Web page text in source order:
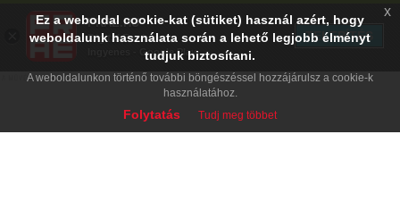
Ez a weboldal cookie-kat (sütiket) használ azért, hogy
weboldalunk használata során a lehető legjobb élményt
tudjuk biztosítani.
A weboldalunkon történő további böngészéssel hozzájárulsz a cookie-k
használatához.
Folytatás Tudj meg többet
x
PRAE.HU
Digital Evolution
Ingyenes - Google Play
TELEPÍTÉS